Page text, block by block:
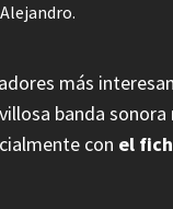
más
banda
con el